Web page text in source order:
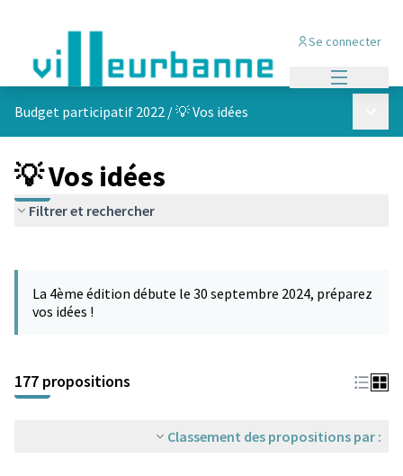
Se connecter
Budget participatif 2022 /💡 Vos idées
💡 Vos idées
Filtrer et rechercher
−
La 4ème édition débute le 30 septembre 2024, préparez
vos idées !
177 propositions
Classement des propositions par :